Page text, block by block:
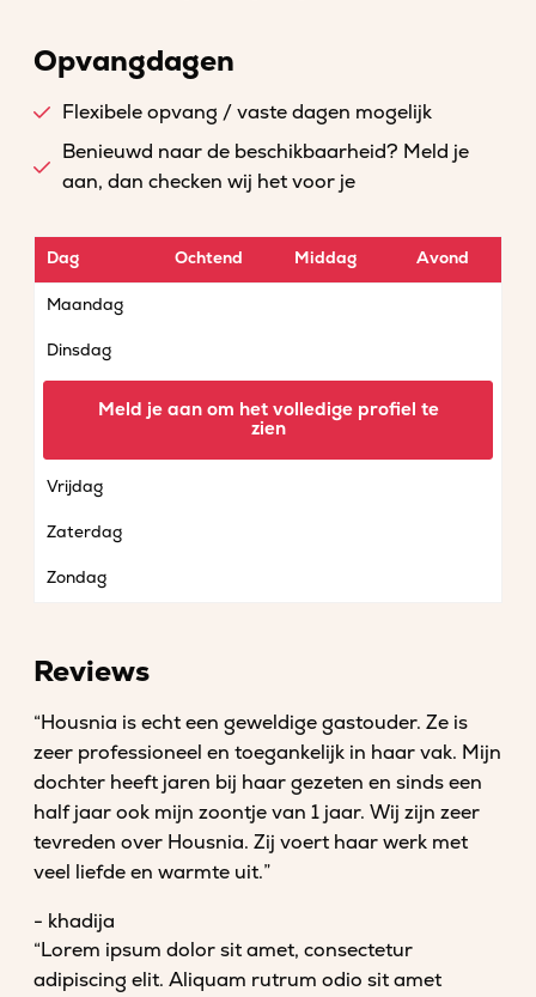
Opvangdagen
Flexibele opvang / vaste dagen mogelijk
Benieuwd naar de beschikbaarheid? Meld je
aan, dan checken wij het voor je
Dag Ochtend Middag Avond
Maandag
Dinsdag
Vrijdag
Zaterdag
Zondag
Meld je aan om het volledige profiel te
zien
Reviews
“Housnia is echt een geweldige gastouder. Ze is
zeer professioneel en toegankelijk in haar vak. Mijn
dochter heeft jaren bij haar gezeten en sinds een
half jaar ook mijn zoontje van 1 jaar. Wij zijn zeer
tevreden over Housnia. Zij voert haar werk met
veel liefde en warmte uit.”
- khadija
“Lorem ipsum dolor sit amet, consectetur
adipiscing elit. Aliquam rutrum odio sit amet